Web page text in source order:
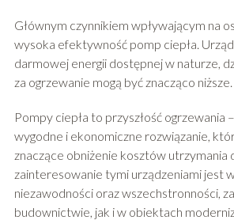
Głównym czynnikiem wpływającym na
wysoka efektywność pomp ciepła.
darmowej energii dostępnej w naturze,
za ogrzewanie mogą być znacząco niższe.
Pompy ciepła to przyszłość ogrzewania
wygodne i ekonomiczne rozwiązanie,
znaczące obniżenie kosztów utrzymania
zainteresowanie tymi urządzeniami jest
niezawodności oraz wszechstronności,
budownictwie, jak i w obiektach